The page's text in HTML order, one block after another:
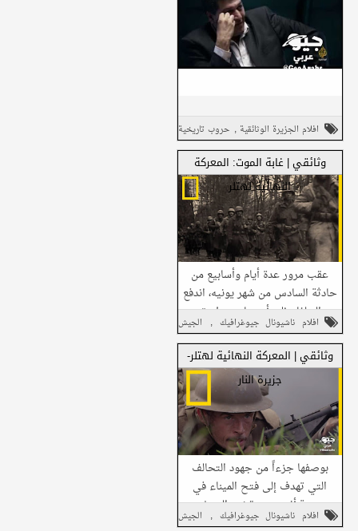
افلام الجزيرة الوثائقية , حروب تاريخية
,سياسة,وثائقي
شارك هذا مع
أصدقائك
شارك على فيسبوك
شارك على تويتر
شارك في واتساب
وثائقي | غابة الموت: المعركة
النهائية لهتلر
عقب مرور عدة أيام وأسابيع من
حادثة السادس من شهر يونيه، اندفع
الحلفاء إلى أوروبا عن طريق
شواطئ نورماندي. ولكن على الرغم
من تأمين السواحل،...
افلام ناشيونال جيوغرافيك , الجيش
النازي,الحرب العالمية,النازية,حروب
,
شارك هذا مع
أصدقائك
وثائقي | المعركة النهائية لهتلر-
جزيرة النار
بوصفها جزءاً من جهود التحالف
التي تهدف إلى فتح الميناء في
مدينة أنتويرب يقضى الجيش
الكندي الأول أسابيعَ لإخلاء شبه
افلام ناشيونال جيوغرافيك , الجيش